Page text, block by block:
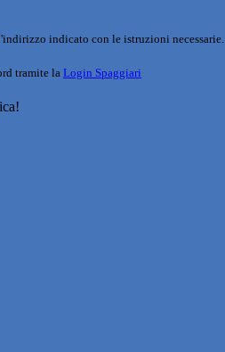
indicato con le istruzioni necessarie.
tramite la Login Spaggiari